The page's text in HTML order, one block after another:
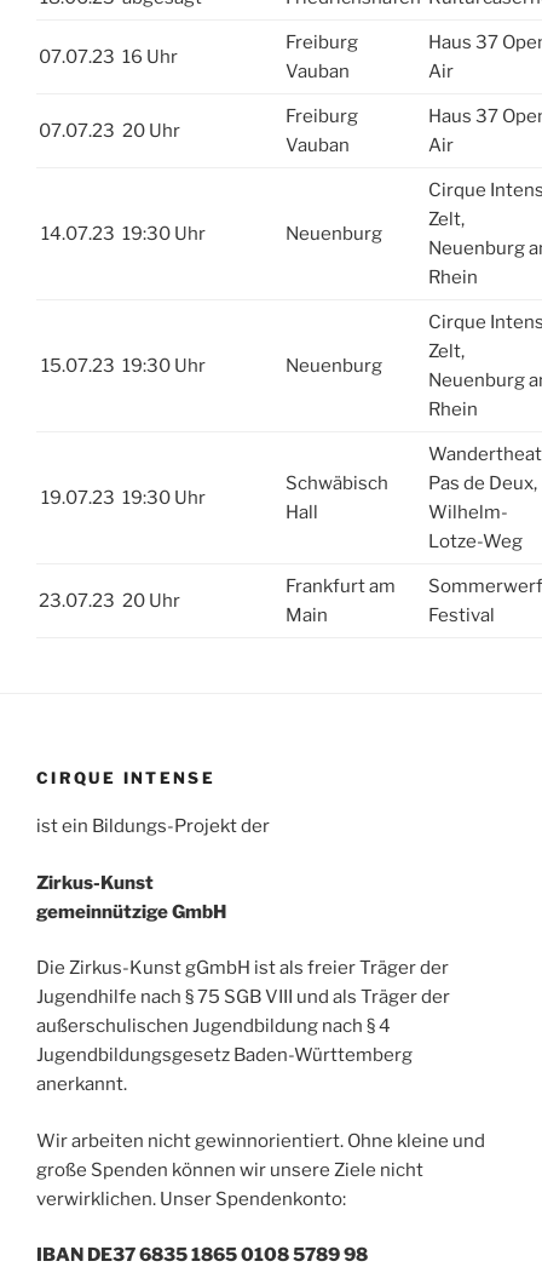
07.07.23 16 Uhr
Freiburg
Vauban
Haus 37
Air
07.07.23 20 Uhr
Freiburg
Vauban
Haus 37
Air
14.07.23 19:30 Uhr Neuenburg
Cirque
Zelt,
Neuenburg
Rhein
15.07.23 19:30 Uhr Neuenburg
Cirque
Zelt,
Neuenburg
Rhein
19.07.23 19:30 Uhr
Schwäbisch
Hall
Pas de Deux,
Wilhelm-
Lotze-Weg
23.07.23 20 Uhr
Frankfurt am
Main
Festival
CIRQUE INTENSE
ist ein Bildungs-Projekt der
Zirkus-Kunst
gemeinnützige GmbH
Die Zirkus-Kunst gGmbH ist als freier Träger der
Jugendhilfe nach § 75 SGB VIII und als Träger der
außerschulischen Jugendbildung nach § 4
Jugendbildungsgesetz Baden-Württemberg
anerkannt.
Wir arbeiten nicht gewinnorientiert. Ohne kleine und
große Spenden können wir unsere Ziele nicht
verwirklichen. Unser Spendenkonto:
IBAN DE37 6835 1865 0108 5789 98